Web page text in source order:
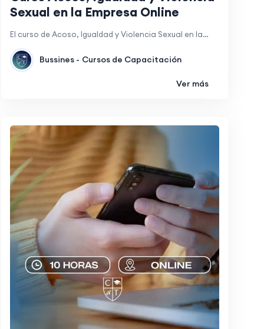
Sexual en la Empresa Online
El curso de Acoso, Igualdad y Violencia Sexual en la…
Bussines - Cursos de Capacitación
Ver más